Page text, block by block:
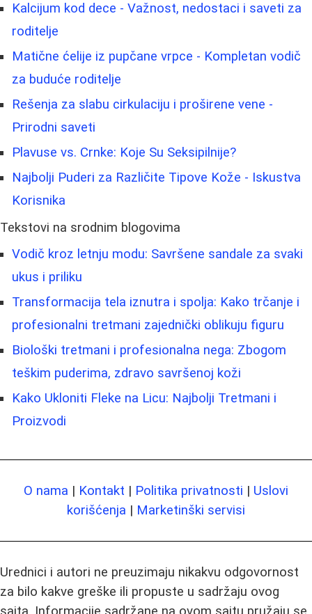
Kalcijum kod dece - Važnost, nedostaci i saveti za
roditelje
Matične ćelije iz pupčane vrpce - Kompletan vodič
za buduće roditelje
Rešenja za slabu cirkulaciju i proširene vene -
Prirodni saveti
Plavuse vs. Crnke: Koje Su Seksipilnije?
Najbolji Puderi za Različite Tipove Kože - Iskustva
Korisnika
Tekstovi na srodnim blogovima
Vodič kroz letnju modu: Savršene sandale za svaki
ukus i priliku
Transformacija tela iznutra i spolja: Kako trčanje i
profesionalni tretmani zajednički oblikuju figuru
Biološki tretmani i profesionalna nega: Zbogom
teškim puderima, zdravo savršenoj koži
Kako Ukloniti Fleke na Licu: Najbolji Tretmani i
Proizvodi
O nama | Kontakt | Politika privatnosti | Uslovi
korišćenja | Marketinški servisi
Urednici i autori ne preuzimaju nikakvu odgovornost
za bilo kakve greške ili propuste u sadržaju ovog